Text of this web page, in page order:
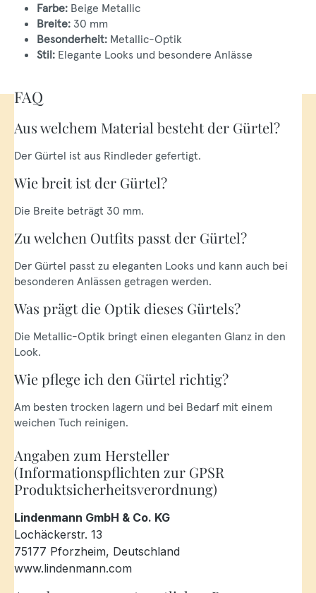
Farbe: Beige Metallic
Breite: 30 mm
Besonderheit: Metallic-Optik
Stil: Elegante Looks und besondere Anlässe
FAQ
Aus welchem Material besteht der Gürtel?
Der Gürtel ist aus Rindleder gefertigt.
Wie breit ist der Gürtel?
Die Breite beträgt 30 mm.
Zu welchen Outfits passt der Gürtel?
Der Gürtel passt zu eleganten Looks und kann auch bei
besonderen Anlässen getragen werden.
Was prägt die Optik dieses Gürtels?
Die Metallic-Optik bringt einen eleganten Glanz in den
Look.
Wie pflege ich den Gürtel richtig?
Am besten trocken lagern und bei Bedarf mit einem
weichen Tuch reinigen.
Angaben zum Hersteller
(Informationspflichten zur GPSR
Produktsicherheitsverordnung)
Lindenmann GmbH & Co. KG
Lochäckerstr. 13
75177 Pforzheim, Deutschland
www.lindenmann.com